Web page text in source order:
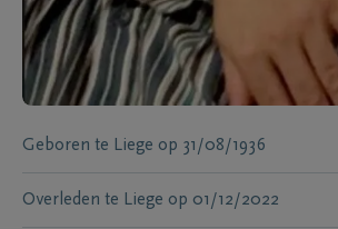
Geboren te Liege op 31/08/1936
Overleden te Liege op 01/12/2022